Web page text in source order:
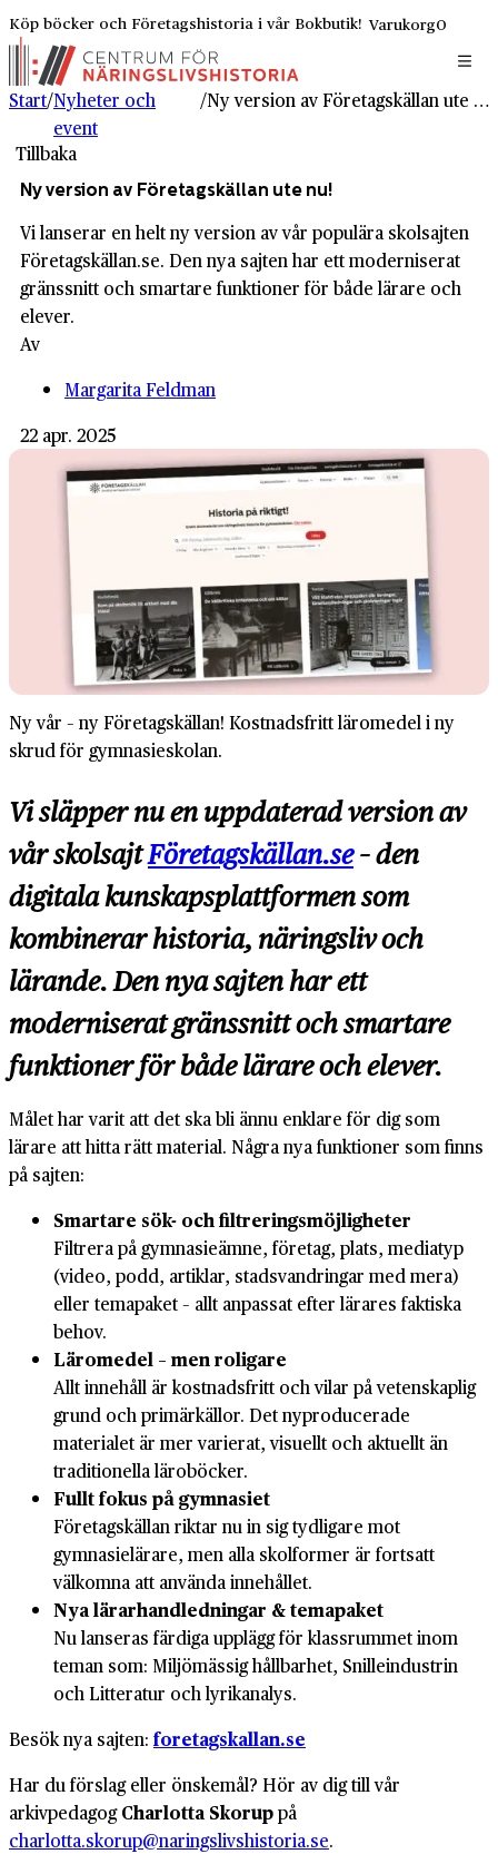
Köp böcker och Företagshistoria i vår Bokbutik! Varukorg0
Start/Nyheter och
event
/ Ny version av Företagskällan ute nu!
Tillbaka
Ny version av Företagskällan ute nu!
Vi lanserar en helt ny version av vår populära skolsajten
Företagskällan.se. Den nya sajten har ett moderniserat
gränssnitt och smartare funktioner för både lärare och
elever.
Av
Margarita Feldman
22 apr. 2025
Ny vår – ny Företagskällan! Kostnadsfritt läromedel i ny
skrud för gymnasieskolan.
Vi släpper nu en uppdaterad version av
vår skolsajtFöretagskällan.se– den
digitala kunskapsplattformen som
kombinerar historia, näringsliv och
lärande. Den nya sajten har ett
moderniserat gränssnitt och smartare
funktioner för både lärare och elever.
Målet har varit att det ska bli ännu enklare för dig som
lärare att hitta rätt material. Några nya funktioner som finns
på sajten:
Smartare sök- och filtreringsmöjligheter
Filtrera på gymnasieämne, företag, plats, mediatyp
(video, podd, artiklar, stadsvandringar med mera)
eller temapaket – allt anpassat efter lärares faktiska
behov.
Läromedel – men roligare
Allt innehåll är kostnadsfritt och vilar på vetenskaplig
grund och primärkällor. Det nyproducerade
materialet är mer varierat, visuellt och aktuellt än
traditionella läroböcker.
Fullt fokus på gymnasiet
Företagskällan riktar nu in sig tydligare mot
gymnasielärare, men alla skolformer är fortsatt
välkomna att använda innehållet.
Nya lärarhandledningar & temapaket
Nu lanseras färdiga upplägg för klassrummet inom
teman som: Miljömässig hållbarhet, Snilleindustrin
och Litteratur och lyrikanalys.
Besök nya sajten: foretagskallan.se
Har du förslag eller önskemål? Hör av dig till vår
arkivpedagogCharlotta Skoruppå
charlotta.skorup@naringslivshistoria.se.